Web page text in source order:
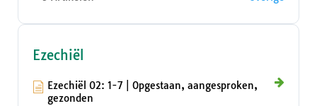
Ezechiël
Ezechiël 02: 1-7 | Opgestaan, aangesproken,
gezonden